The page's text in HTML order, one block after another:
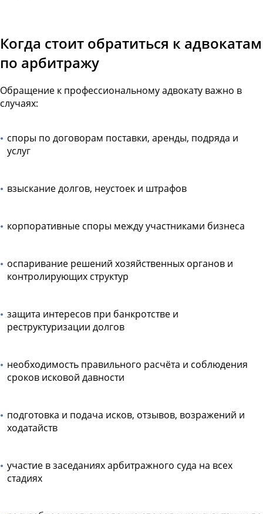
Когда стоит обратиться к адвокатам
по арбитражу
Обращение к профессиональному адвокату важно в
случаях:
споры по договорам поставки, аренды, подряда и
услуг
взыскание долгов, неустоек и штрафов
корпоративные споры между участниками бизнеса
оспаривание решений хозяйственных органов и
контролирующих структур
защита интересов при банкротстве и
реструктуризации долгов
необходимость правильного расчёта и соблюдения
сроков исковой давности
подготовка и подача исков, отзывов, возражений и
ходатайств
участие в заседаниях арбитражного суда на всех
стадиях